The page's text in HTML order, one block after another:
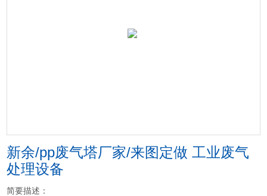
新余/pp废气塔厂家/来图定做 工业废气
处理设备
简要描述：